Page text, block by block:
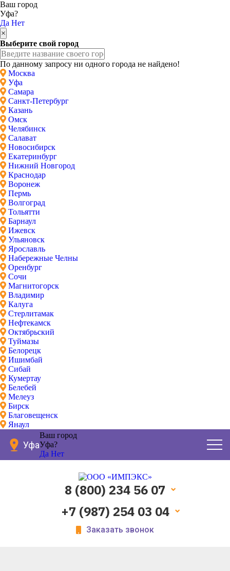
Ваш город
Уфа?
Да Нет
×
Выберите свой город
По данному запросу ни одного города не найдено!
Москва
Уфа
Самара
Санкт-Петербург
Казань
Омск
Челябинск
Салават
Новосибирск
Екатеринбург
Нижний Новгород
Краснодар
Воронеж
Пермь
Волгоград
Тольятти
Барнаул
Ижевск
Ульяновск
Ярославль
Набережные Челны
Оренбург
Сочи
Магнитогорск
Владимир
Калуга
Стерлитамак
Нефтекамск
Октябрьский
Туймазы
Белорецк
Ишимбай
Сибай
Кумертау
Белебей
Мелеуз
Бирск
Благовещенск
Янаул
Уфа
Ваш город
Уфа?
Да Нет
8 (800) 234 56 07
+7 (987) 254 03 04
Заказать звонок